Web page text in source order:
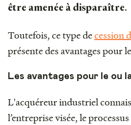
être amenée à disparaître.
Toutefois, ce type decession
présente des avantages pour
Les avantages pour le ou
L'acquéreur industriel
l’entreprise visée, le